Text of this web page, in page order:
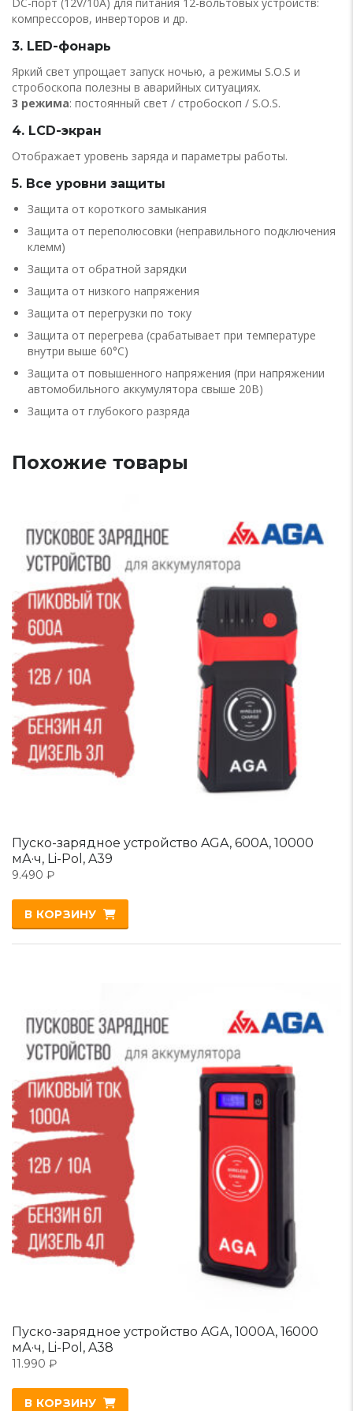
компрессоров, инверторов и др.
3. LED-фонарь
Яркий свет упрощает запуск ночью, а режимы S.O.S и
стробоскопа полезны в аварийных ситуациях.
3 режима: постоянный свет / стробоскоп / S.O.S.
4. LCD-экран
Отображает уровень заряда и параметры работы.
5. Все уровни защиты
Защита от короткого замыкания
Защита от переполюсовки (неправильного подключения
клемм)
Защита от обратной зарядки
Защита от низкого напряжения
Защита от перегрузки по току
Защита от перегрева (срабатывает при температуре
внутри выше 60°C)
Защита от повышенного напряжения (при напряжении
автомобильного аккумулятора свыше 20В)
Защита от глубокого разряда
Похожие товары
Пуско-зарядное устройство AGA, 600А, 10000
мА·ч, Li-Pol, A39
9.490 ₽
В КОРЗИНУ
Пуско-зарядное устройство AGA, 1000А, 16000
мА·ч, Li-Pol, A38
11.990 ₽
В КОРЗИНУ